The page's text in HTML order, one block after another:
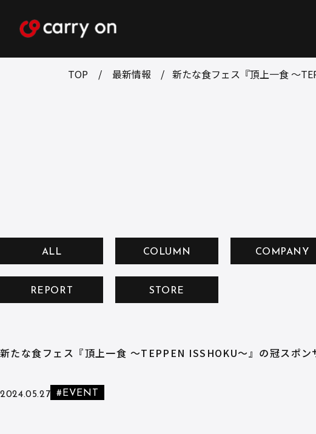
TOP 最新情報 新たな食フェス『頂上一食 ～
ALL COLUMN COMPANY
REPORT STORE
新たな食フェス『頂上一食 ～TEPPEN ISSHOKU～』の冠スポ
2024.05.27 #EVENT